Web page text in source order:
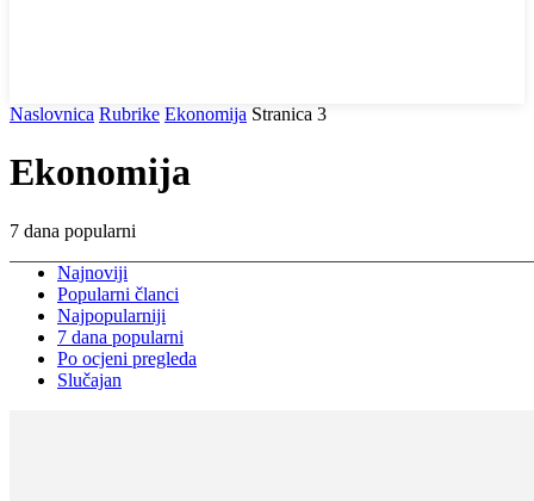
Naslovnica Rubrike Ekonomija Stranica 3
Ekonomija
7 dana popularni
Najnoviji
Popularni članci
Najpopularniji
7 dana popularni
Po ocjeni pregleda
Slučajan